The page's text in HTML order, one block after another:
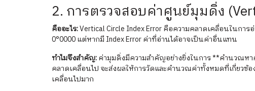
2. การตรวจสอบค่าศูนย์มุมดิ่ง
คืออะไร:Vertical Circle Index Error คือความคลาดเคลื่อนในก
0°0000 แต่หากมี Index Error ค่าที่อ่านได้อาจเป็นค่าอื่นแทน
ทำไมจึงสำคัญ:ค่ามุมดิ่งมีความสำคัญอย่างยิ่งในการ **คำนวณห
คลาดเคลื่อนไป จะส่งผลให้การวัดและคำนวณค่าทั้งหมดที่เกี่ยวข้
เคลื่อนไปมาก